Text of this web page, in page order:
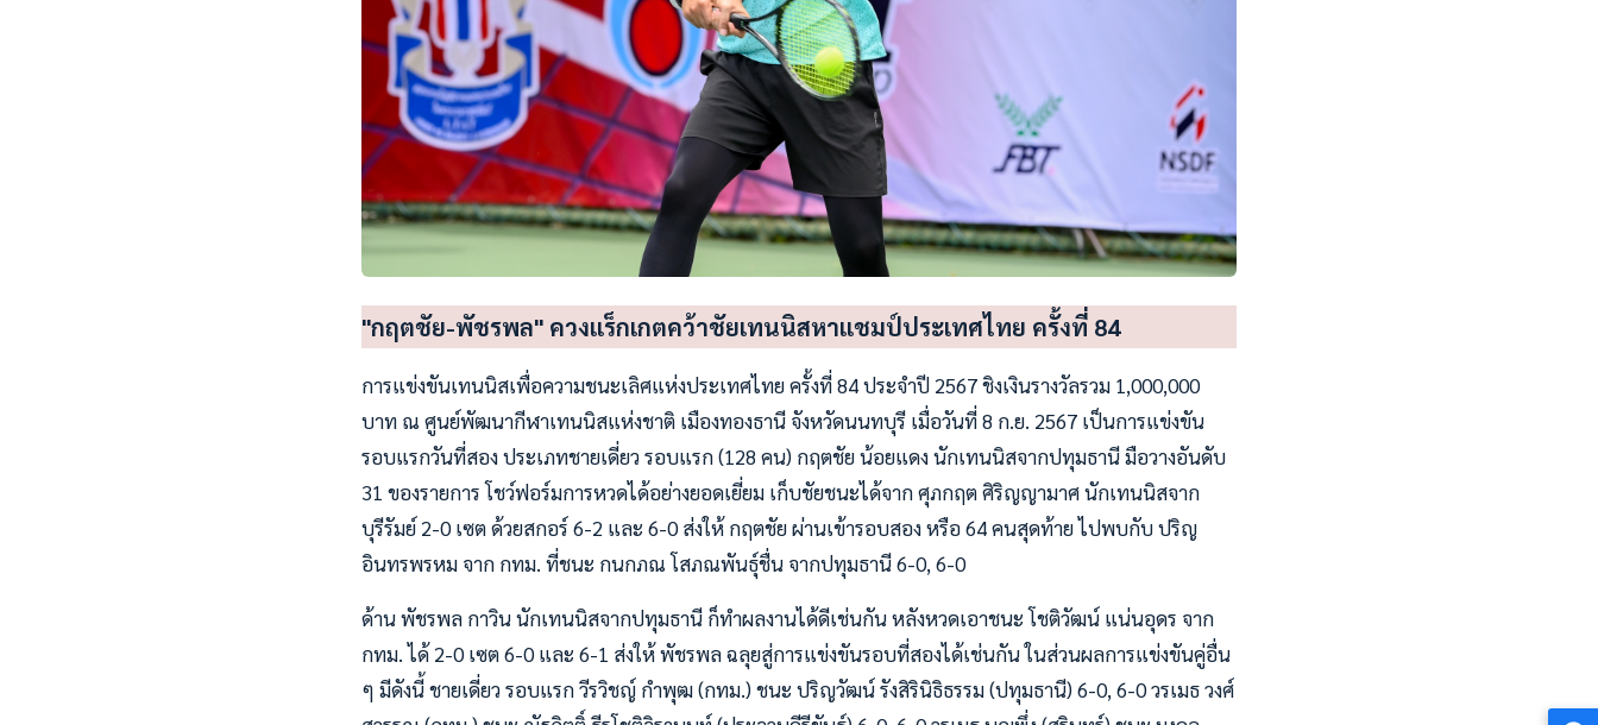
"กฤตชัย-พัชรพล" ควงแร็กเกตคว้าชัยเทนนิสหาแชมป์ประเทศไทย ครั้งที่ 84
การแข่งขันเทนนิสเพื่อความชนะเลิศแห่งประเทศไทย ครั้งที่ 84 ประจำปี 2567 ชิงเงินรางวัลรวม 1,000,000
บาท ณ ศูนย์พัฒนากีฬาเทนนิสแห่งชาติ เมืองทองธานี จังหวัดนนทบุรี เมื่อวันที่ 8 ก.ย. 2567 เป็นการแข่งขัน
รอบแรกวันที่สอง ประเภทชายเดี่ยว รอบแรก (128 คน) กฤตชัย น้อยแดง นักเทนนิสจากปทุมธานี มือวางอันดับ
31 ของรายการ โชว์ฟอร์มการหวดได้อย่างยอดเยี่ยม เก็บชัยชนะได้จาก ศุภกฤต ศิริญญามาศ นักเทนนิสจาก
บุรีรัมย์ 2-0 เซต ด้วยสกอร์ 6-2 และ 6-0 ส่งให้ กฤตชัย ผ่านเข้ารอบสอง หรือ 64 คนสุดท้าย ไปพบกับ ปริญ
อินทรพรหม จาก กทม. ที่ชนะ กนกภณ โสภณพันธุ์ชื่น จากปทุมธานี 6-0, 6-0
ด้าน พัชรพล กาวิน นักเทนนิสจากปทุมธานี ก็ทำผลงานได้ดีเช่นกัน หลังหวดเอาชนะ โชติวัฒน์ แน่นอุดร จาก
กทม. ได้ 2-0 เซต 6-0 และ 6-1 ส่งให้ พัชรพล ฉลุยสู่การแข่งขันรอบที่สองได้เช่นกัน ในส่วนผลการแข่งขันคู่อื่น
ๆ มีดังนี้ ชายเดี่ยว รอบแรก วีรวิชญ์ กำพุฒ (กทม.) ชนะ ปริญวัฒน์ รังสิรินิธิธรรม (ปทุมธานี) 6-0, 6-0 วรเมธ วงศ์